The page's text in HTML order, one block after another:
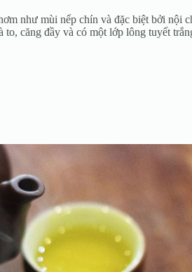
như mùi nếp chín và đặc biệt bởi nội
căng đầy và có một lớp lông tuyết